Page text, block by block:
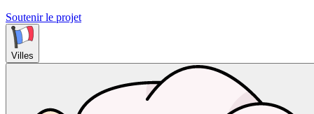
Soutenir le projet
Villes